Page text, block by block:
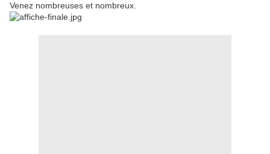
Venez nombreuses et nombreux.